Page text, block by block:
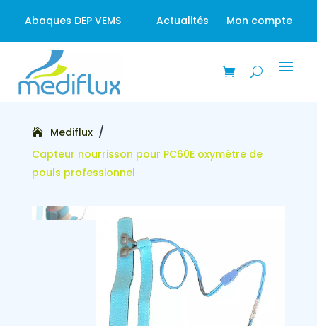
Abaques DEP VEMS Actualités Mon compte
Mediflux /
Capteur nourrisson pour PC60E oxymètre de
pouls professionnel